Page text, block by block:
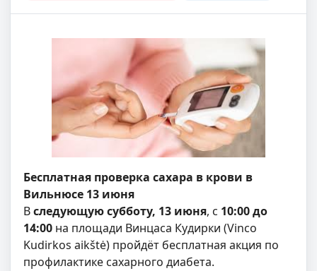
Бесплатная проверка сахара в крови в
Вильнюсе 13 июня
Вследующую субботу, 13 июня, с 10:00 до
14:00 на площади Винцаса Кудирки (Vinco
Kudirkos aikštė) пройдёт бесплатная акция по
профилактике сахарного диабета.